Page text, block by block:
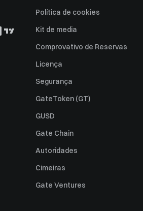
Política de cookies
Kit de media
Comprovativo de Reservas
Licença
Segurança
GateToken (GT)
GUSD
Gate Chain
Autoridades
Cimeiras
Gate Ventures